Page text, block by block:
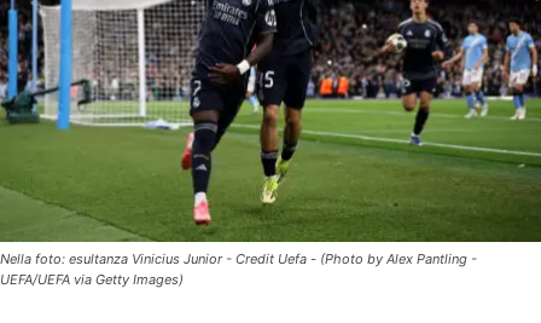
Nella foto: esultanza Vinicius Junior - Credit Uefa - (Photo by Alex Pantling -
UEFA/UEFA via Getty Images)